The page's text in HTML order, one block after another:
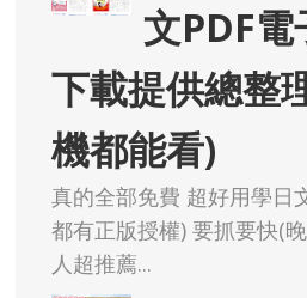
文PDF
下載提供總整
機都能看)
真的全部免費 超好用學日文PDF電子書(全部
都有正版授權) 要抓要快(晚了可能就沒了) 個
人超推薦...